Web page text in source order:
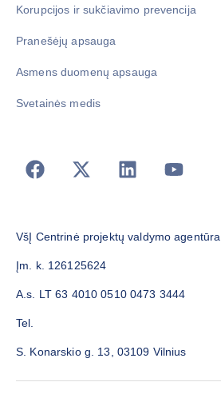
Korupcijos ir sukčiavimo prevencija
Pranešėjų apsauga
Asmens duomenų apsauga
Svetainės medis
VšĮ Centrinė projektų valdymo agentūra
Įm. k. 126125624
A.s. LT 63 4010 0510 0473 3444
Tel.
S. Konarskio g. 13, 03109 Vilnius